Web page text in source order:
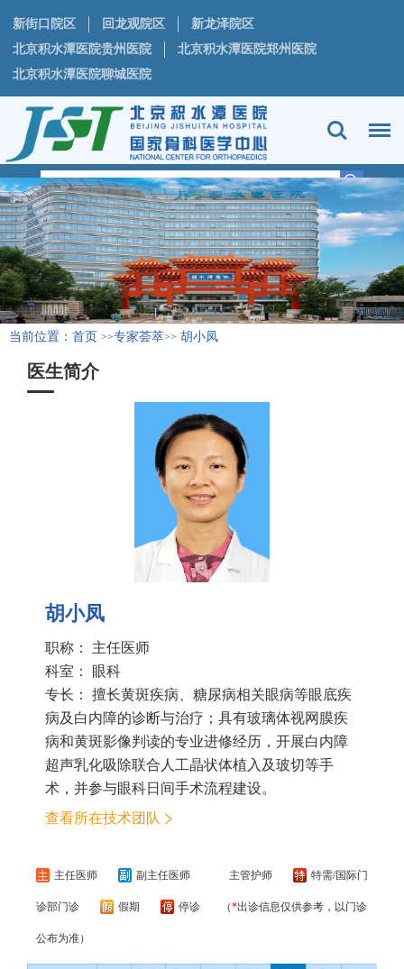
新街口院区 回龙观院区
新龙泽院区
北京积水潭医院贵州医院
北京积水潭医院郑州医院
北京积水潭医院聊城医院
当前位置： 首页 >>专家荟萃>> 胡小凤
医生简介
胡小凤
职称： 主任医师
科室：
眼科
专长： 擅长黄斑疾病、糖尿病相关眼病等眼底疾
病及白内障的诊断与治疗；具有玻璃体视网膜疾
病和黄斑影像判读的专业进修经历，开展白内障
超声乳化吸除联合人工晶状体植入及玻切等手
术，并参与眼科日间手术流程建设。
查看所在技术团队
主任医师 副主任医师 主管护师 特需/国际门
诊部门诊 假期 停诊 （*出诊信息仅供参考，以门诊
公布为准）